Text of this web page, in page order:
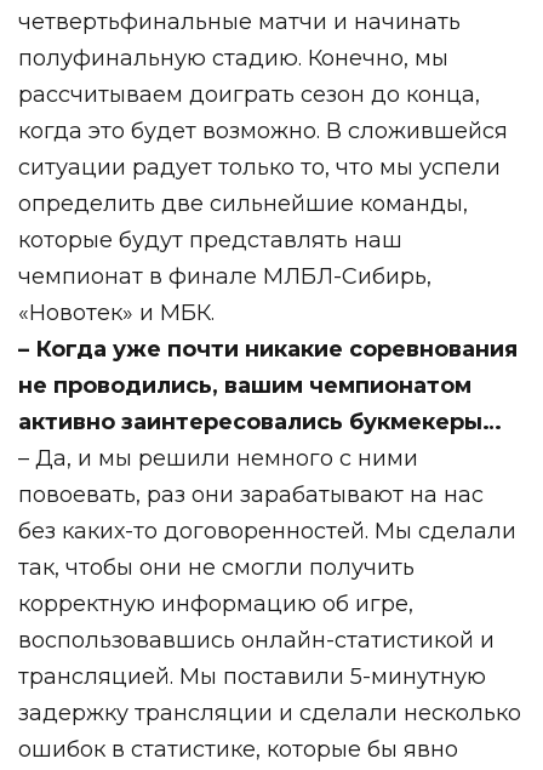
четвертьфинальные матчи и начинать
полуфинальную стадию. Конечно, мы
рассчитываем доиграть сезон до конца,
когда это будет возможно. В сложившейся
ситуации радует только то, что мы успели
определить две сильнейшие команды,
которые будут представлять наш
чемпионат в финале МЛБЛ-Сибирь,
«Новотек» и МБК.
– Когда уже почти никакие соревнования
не проводились, вашим чемпионатом
активно заинтересовались букмекеры…
– Да, и мы решили немного с ними
повоевать, раз они зарабатывают на нас
без каких-то договоренностей. Мы сделали
так, чтобы они не смогли получить
корректную информацию об игре,
воспользовавшись онлайн-статистикой и
трансляцией. Мы поставили 5-минутную
задержку трансляции и сделали несколько
ошибок в статистике, которые бы явно